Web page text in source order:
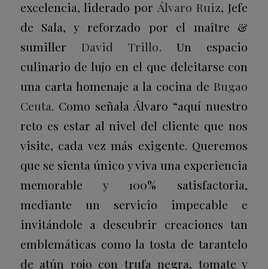
excelencia, liderado porÁlvaro Ruiz, Jefe
de Sala, y reforzado por el maître &
sumiller David Trillo. Un espacio
culinario de lujo en el que deleitarse con
una carta homenaje a la cocina de Bugao
Ceuta. Como señala Álvaro “aquí nuestro
reto es estar al nivel del cliente que nos
visite, cada vez más exigente. Queremos
que se sienta único y viva una experiencia
memorable y 100% satisfactoria,
mediante un servicio impecable e
invitándole a descubrir creaciones tan
emblemáticas como la tosta de tarantelo
de atún rojo con trufa negra, tomate y